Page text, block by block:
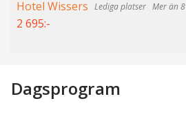
Hotel Wissers
Mer än 8
2 695:-
Dagsprogram